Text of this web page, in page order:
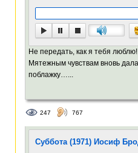
Не передать, как я тебя
Мятежным чувствам вновь дала
поблажку…...
247 767
Суббота (1971) Иосиф